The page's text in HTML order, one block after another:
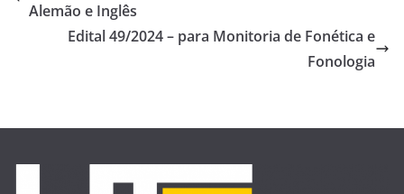
Alemão e Inglês
Edital 49/2024 – para Monitoria de Fonética e
Fonologia